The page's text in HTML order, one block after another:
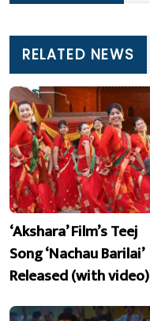
RELATED NEWS
‘Akshara’ Film’s Teej
Song ‘Nachau Barilai’
Released (with video)